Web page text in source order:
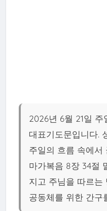
2026년 6월 21일 주
대표기도문입니다.
주일의 흐름 속에서
마가복음 8장 34절
지고 주님을 따르는
공동체를 위한 간구